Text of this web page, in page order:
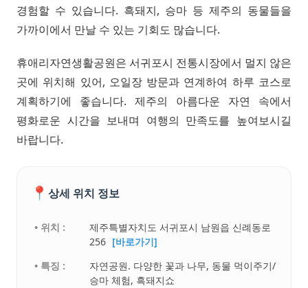
경험할 수 있습니다. 흑돼지, 승마 등 제주의 동물들을
가까이에서 만날 수 있는 기회도 많습니다.
휴애리자연생활공원은 서귀포시 전통시장에서 멀지 않은
곳에 위치해 있어, 오일장 방문과 연계하여 하루 코스로
계획하기에 좋습니다. 제주의 아름다운 자연 속에서
평화로운 시간을 보내며 여행의 만족도를 높여보시길
바랍니다.
📍 상세 위치 정보
• 위치 :
제주특별자치도 서귀포시 남원읍 신례동로
256 [바로가기]
• 특징 :
자연공원. 다양한 꽃과 나무, 동물 먹이주기/
승마 체험, 흑돼지쇼